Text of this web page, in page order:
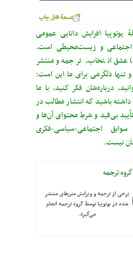
نسخهٔ قابل چاپ
افزایش دانایی عمومی
اجتماعی و زیست‌محیطی است.
عشق انتخاب، ترجمه و منتشر
تنها دلگرمی برای ما این است:
درباره‌شان فکر کنید، با ما
باشید که انتشار مطالب در
تأییدِ بی‌قید‌ و شرطِ محتوای آن‌ها و
اجتماعی-سیاسی-فکری
نیست.
گروه ترجمه
برخی از ترجمه و ویرایش متن‌های منتشر
شده در یوتوپیا توسط گروه ترجمه انجام
می‌گیرد.